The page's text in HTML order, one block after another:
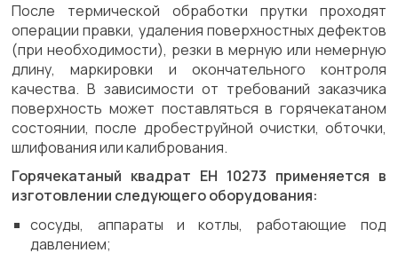
После термической обработки прутки проходят
операции правки, удаления поверхностных дефектов
(при необходимости), резки в мерную или немерную
длину, маркировки и окончательного контроля
качества. В зависимости от требований заказчика
поверхность может поставляться в горячекатаном
состоянии, после дробеструйной очистки, обточки,
шлифования или калибрования.
Горячекатаный квадрат ЕН 10273 применяется в
изготовлении следующего оборудования:
сосуды, аппараты и котлы, работающие под
давлением;